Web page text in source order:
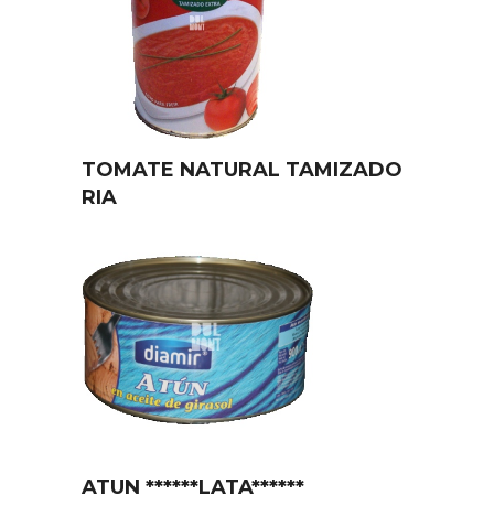
TOMATE NATURAL TAMIZADO
RIA
ATUN ******LATA******